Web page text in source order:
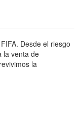
Desde el riesgo
la venta de
la